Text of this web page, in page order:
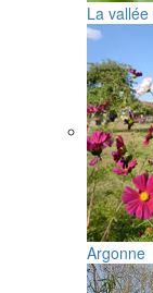
La
Argonne